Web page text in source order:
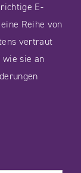
E-
Reihe von
vertraut
wie sie an